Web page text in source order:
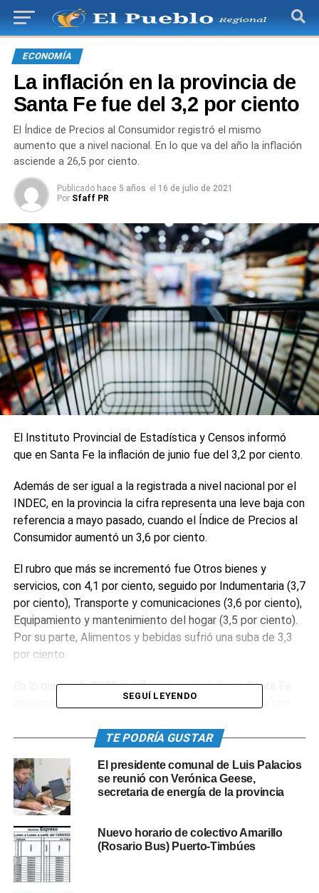
ECONOMÍA
La inflación en la provincia de
Santa Fe fue del 3,2 por ciento
El Índice de Precios al Consumidor registró el mismo
aumento que a nivel nacional. En lo que va del año la inflación
asciende a 26,5 por ciento.
Publicado hace 5 años el 16 de julio de 2021
Por Sfaff PR
El Instituto Provincial de Estadística y Censos informó
que en Santa Fe la inflación de junio fue del 3,2 por ciento.
Además de ser igual a la registrada a nivel nacional por el
INDEC, en la provincia la cifra representa una leve baja con
referencia a mayo pasado, cuando el Índice de Precios al
Consumidor aumentó un 3,6 por ciento.
El rubro que más se incrementó fue Otros bienes y
servicios, con 4,1 por ciento, seguido por Indumentaria (3,7
por ciento), Transporte y comunicaciones (3,6 por ciento),
Equipamiento y mantenimiento del hogar (3,5 por ciento).
Por su parte, Alimentos y bebidas sufrió una suba de 3,3
por ciento.
En lo que va de 2021 la inflación acumulada en Santa Fe
asciende a 26,5 por ciento, y la variación interanual (con
0 0
TEMAS RELACIONADOS: INFLACIÓN
IPEC
PROVINCIA DE SANTA FE
SIGUIENTE
Tedeum en Timbúes con show de luces en la
Parroquia Nuestra Señora del Carmen
SEGUÍ LEYENDO
TE PODRÍA GUSTAR
El presidente comunal de Luis Palacios
se reunió con Verónica Geese,
secretaria de energía de la provincia
Nuevo horario de colectivo Amarillo
(Rosario Bus) Puerto-Timbúes